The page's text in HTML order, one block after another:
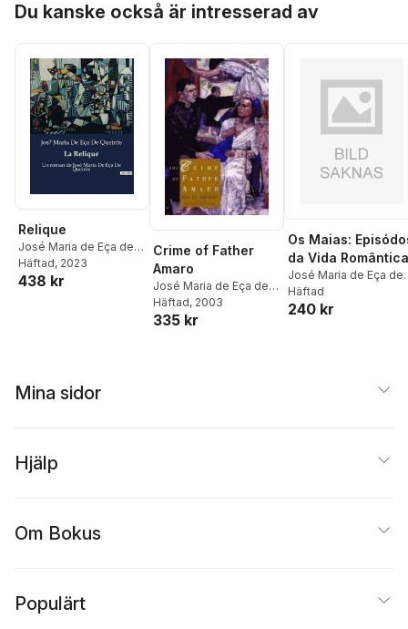
Du kanske också är intresserad av
Relique
José Maria de Eça de
Queirós
Häftad, 2023
438 kr
Crime of Father
Amaro
José Maria de Eça de
Queirós
Häftad, 2003
335 kr
Os Maias:
da Vida Romântica
José Maria de Eça de
Queirós
Häftad
240 kr
Mina sidor
Hjälp
Om Bokus
Populärt